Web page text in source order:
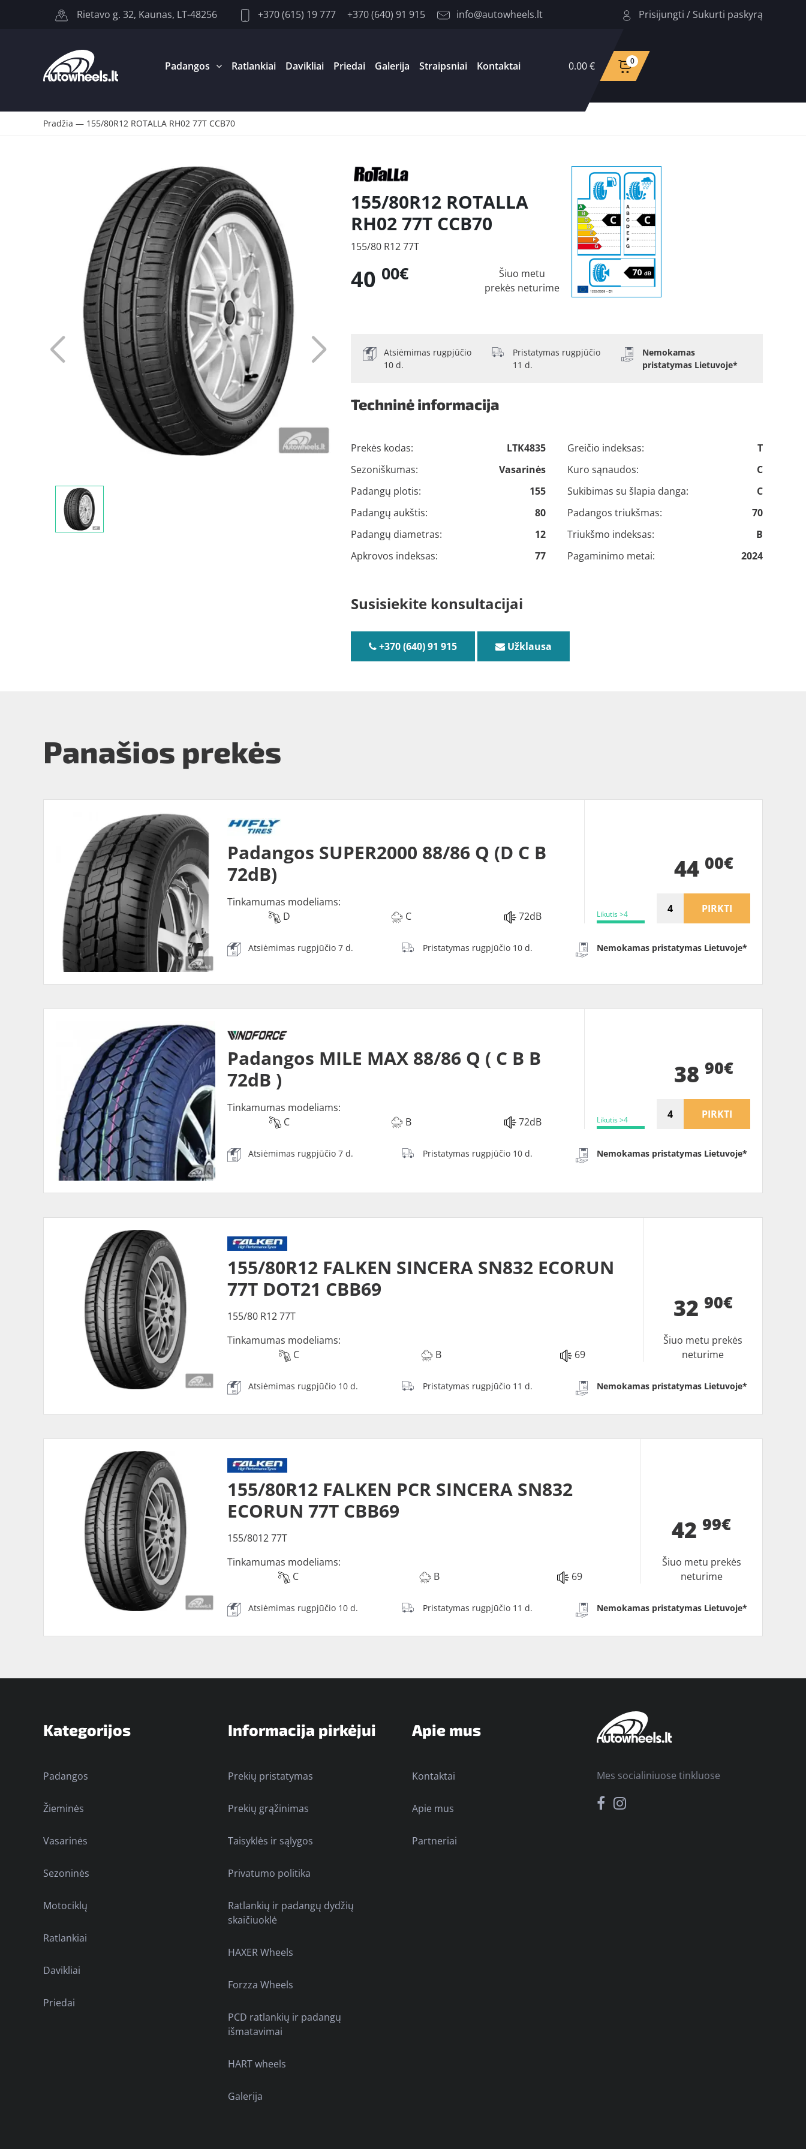
Rietavo g. 32, Kaunas, LT-48256 +370 (615) 19 777 +370 (640) 91 915 info@autowheels.lt Prisijungti / Sukurti paskyrą
Padangos Ratlankiai Davikliai Priedai Galerija Straipsniai Kontaktai 0.00 € 0
Pradžia — 155/80R12 ROTALLA RH02 77T CCB70
155/80R12 ROTALLA
RH02 77T CCB70
155/80 R12 77T
40 00€
Šiuo metu
prekės neturime
Atsiėmimas rugpjūčio
10 d.
Pristatymas rugpjūčio
11 d.
Nemokamas
pristatymas Lietuvoje*
Techninė informacija
Prekės kodas:
LTK4835
Sezoniškumas:
Vasarinės
Padangų plotis:
155
Padangų aukštis:
80
Padangų diametras:
12
Apkrovos indeksas:
77
Greičio indeksas:
T
Kuro sąnaudos:
C
Sukibimas su šlapia danga:
C
Padangos triukšmas:
70
Triukšmo indeksas:
B
Pagaminimo metai:
2024
Susisiekite konsultacijai
+370 (640) 91 915 Užklausa
Panašios prekės
Padangos SUPER2000 88/86 Q (D C B
72dB)
Tinkamumas modeliams:
D
C 72dB Likutis >4
44 00€
PIRKTI
Atsiėmimas rugpjūčio 7 d. Pristatymas rugpjūčio 10 d. Nemokamas pristatymas Lietuvoje*
Padangos MILE MAX 88/86 Q ( C B B
72dB )
Tinkamumas modeliams:
C
B 72dB Likutis >4
38 90€
PIRKTI
Atsiėmimas rugpjūčio 7 d. Pristatymas rugpjūčio 10 d. Nemokamas pristatymas Lietuvoje*
155/80R12 FALKEN SINCERA SN832 ECORUN
77T DOT21 CBB69
155/80 R12 77T
Tinkamumas modeliams:
C
B 69
32 90€
Šiuo metu prekės
neturime
Atsiėmimas rugpjūčio 10 d. Pristatymas rugpjūčio 11 d. Nemokamas pristatymas Lietuvoje*
155/80R12 FALKEN PCR SINCERA SN832
ECORUN 77T CBB69
155/8012 77T
Tinkamumas modeliams:
C
B 69
4299€
Šiuo metu prekės
neturime
Atsiėmimas rugpjūčio 10 d. Pristatymas rugpjūčio 11 d. Nemokamas pristatymas Lietuvoje*
Kategorijos
Padangos
Žieminės
Vasarinės
Sezoninės
Motociklų
Ratlankiai
Davikliai
Priedai
Informacija pirkėjui
Prekių pristatymas
Prekių grąžinimas
Taisyklės ir sąlygos
Privatumo politika
Ratlankių ir padangų dydžių
skaičiuoklė
HAXER Wheels
Forzza Wheels
PCD ratlankių ir padangų
išmatavimai
HART wheels
Galerija
Apie mus
Kontaktai
Apie mus
Partneriai
Mes socialiniuose tinkluose